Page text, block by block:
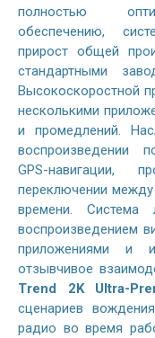
полностью
обеспечению,
прирост общей
стандартными
Высокоскоростной
несколькими
и промедлений.
воспроизведении
GPS-навигации,
переключении
времени. Система
воспроизведением
приложениями и
отзывчивое
Trend 2K Ultra-
сценариев
радио во время